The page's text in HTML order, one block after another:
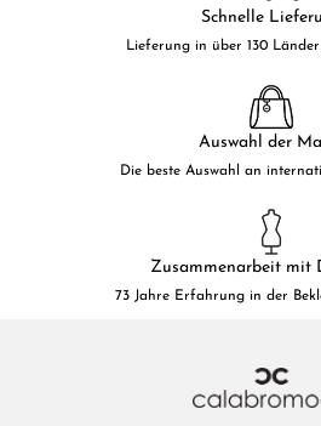
Schnelle
Lieferung in über 130
Auswahl der
Die beste Auswahl an
Zusammenarbeit mit
73 Jahre Erfahrung in der